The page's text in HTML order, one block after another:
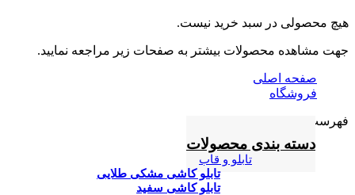
هیچ محصولی در سبد خرید نیست.
جهت مشاهده محصولات بیشتر به صفحات زیر مراجعه نمایید.
صفحه اصلی
فروشگاه
فهرست
دسته بندی محصولات
تابلو و قاب
تابلو کاشی مشکی طلایی
تابلو کاشی سفید